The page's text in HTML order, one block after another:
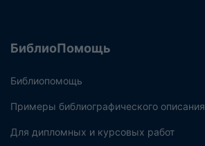
БиблиоПомощь
Библиопомощь
Примеры библиографического описания
Для дипломных и курсовых работ